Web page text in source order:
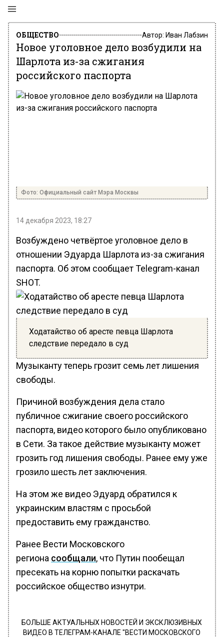
ОБЩЕСТВО Автор: Иван Лабзин
Новое уголовное дело возбудили на
Шарлота из-за сжигания
российского паспорта
Фото: Официальный сайт Мэра Москвы
14 декабря 2023, 18:27
Возбуждено четвёртое уголовное дело в
отношении Эдуарда Шарлота из-за сжигания
паспорта. Об этом сообщает Telegram-канал
SHOT.
Ходатайство об аресте певца Шарлота
следствие передало в суд
Музыканту теперь грозит семь лет лишения
свободы.
Причиной возбуждения дела стало
публичное сжигание своего российского
паспорта, видео которого было опубликовано
в Сети. За такое действие музыканту может
грозить год лишения свободы. Ранее ему уже
грозило шесть лет заключения.
На этом же видео Эдуард обратился к
украинским властям с просьбой
предоставить ему гражданство.
Ранее Вести Московского
региона сообщали, что Путин пообещал
пресекать на корню попытки раскачать
российское общество изнутри.
БОЛЬШЕ АКТУАЛЬНЫХ НОВОСТЕЙ И ЭКСКЛЮЗИВНЫХ
ВИДЕО В ТЕЛЕГРАМ-КАНАЛЕ "ВЕСТИ МОСКОВСКОГО